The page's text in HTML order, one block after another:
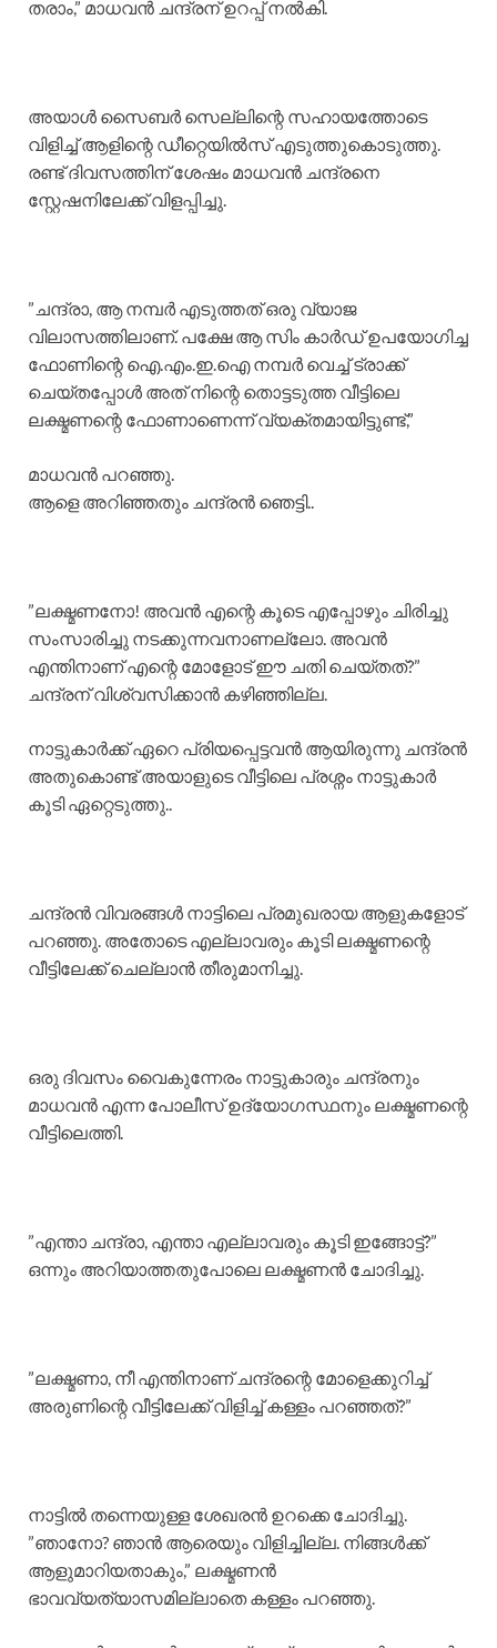
തരാം,” മാധവൻ ചന്ദ്രന് ഉറപ്പ് നൽകി.
​അയാൾ സൈബർ സെല്ലിന്റെ സഹായത്തോടെ
വിളിച്ച് ആളിന്റെ ഡീറ്റെയിൽസ് എടുത്തുകൊടുത്തു.
രണ്ട് ദിവസത്തിന് ശേഷം മാധവൻ ചന്ദ്രനെ
സ്റ്റേഷനിലേക്ക് വിളപ്പിച്ചു.
​”ചന്ദ്രാ, ആ നമ്പർ എടുത്തത് ഒരു വ്യാജ
വിലാസത്തിലാണ്. പക്ഷേ ആ സിം കാർഡ് ഉപയോഗിച്ച
ഫോണിന്റെ ഐ.എം.ഇ.ഐ നമ്പർ വെച്ച് ട്രാക്ക്
ചെയ്തപ്പോൾ അത് നിന്റെ തൊട്ടടുത്ത വീട്ടിലെ
ലക്ഷ്മണന്റെ ഫോണാണെന്ന് വ്യക്തമായിട്ടുണ്ട്,”
മാധവൻ പറഞ്ഞു.
​ആളെ അറിഞ്ഞതും ചന്ദ്രൻ ഞെട്ടി..
​”ലക്ഷ്മണനോ! അവൻ എന്റെ കൂടെ എപ്പോഴും ചിരിച്ചു
സംസാരിച്ചു നടക്കുന്നവനാണല്ലോ. അവൻ
എന്തിനാണ് എന്റെ മോളോട് ഈ ചതി ചെയ്തത്?”
ചന്ദ്രന് വിശ്വസിക്കാൻ കഴിഞ്ഞില്ല.
​നാട്ടുകാർക്ക് ഏറെ പ്രിയപ്പെട്ടവൻ ആയിരുന്നു ചന്ദ്രൻ
അതുകൊണ്ട് അയാളുടെ വീട്ടിലെ പ്രശ്നം നാട്ടുകാർ
കൂടി ഏറ്റെടുത്തു..
ചന്ദ്രൻ വിവരങ്ങൾ നാട്ടിലെ പ്രമുഖരായ ആളുകളോട്
പറഞ്ഞു. അതോടെ എല്ലാവരും കൂടി ലക്ഷ്മണന്റെ
വീട്ടിലേക്ക് ചെല്ലാൻ തീരുമാനിച്ചു.
​ഒരു ദിവസം വൈകുന്നേരം നാട്ടുകാരും ചന്ദ്രനും
മാധവൻ എന്ന പോലീസ് ഉദ്യോഗസ്ഥനും ലക്ഷ്മണന്റെ
വീട്ടിലെത്തി.
​”എന്താ ചന്ദ്രാ, എന്താ എല്ലാവരും കൂടി ഇങ്ങോട്ട്?”
ഒന്നും അറിയാത്തതുപോലെ ലക്ഷ്മണൻ ചോദിച്ചു.
​”ലക്ഷ്മണാ, നീ എന്തിനാണ് ചന്ദ്രന്റെ മോളെക്കുറിച്ച്
അരുണിന്റെ വീട്ടിലേക്ക് വിളിച്ച് കള്ളം പറഞ്ഞത്?”
നാട്ടിൽ തന്നെയുള്ള ശേഖരൻ ഉറക്കെ ചോദിച്ചു.
​”ഞാനോ? ഞാൻ ആരെയും വിളിച്ചില്ല. നിങ്ങൾക്ക്
ആളുമാറിയതാകും,” ലക്ഷ്മണൻ
ഭാവവ്യത്യാസമില്ലാതെ കള്ളം പറഞ്ഞു.